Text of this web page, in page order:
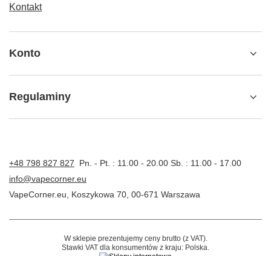
Kontakt
Konto
Regulaminy
+48 798 827 827
Pn. - Pt. : 11.00 - 20.00 Sb. : 11.00 - 17.00
info@vapecorner.eu
VapeCorner.eu
Koszykowa 70 00-671 Warszawa
W sklepie prezentujemy ceny brutto (z VAT).
Stawki VAT dla konsumentów z kraju: Polska.